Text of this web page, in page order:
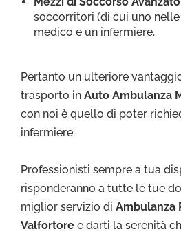
soccorritori (di cui uno
medico e un infermiere.
Pertanto un ulteriore
trasporto in Auto Ambulanza
con noi è quello di poter
infermiere.
Professionisti sempre a tua
risponderanno a tutte le tue
miglior servizio di Ambulanza
Valfortore e darti la serenità